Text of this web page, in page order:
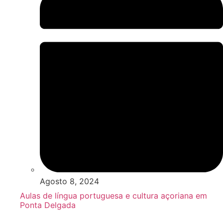
Agosto 8, 2024
Aulas de língua portuguesa e cultura açoriana em
Ponta Delgada